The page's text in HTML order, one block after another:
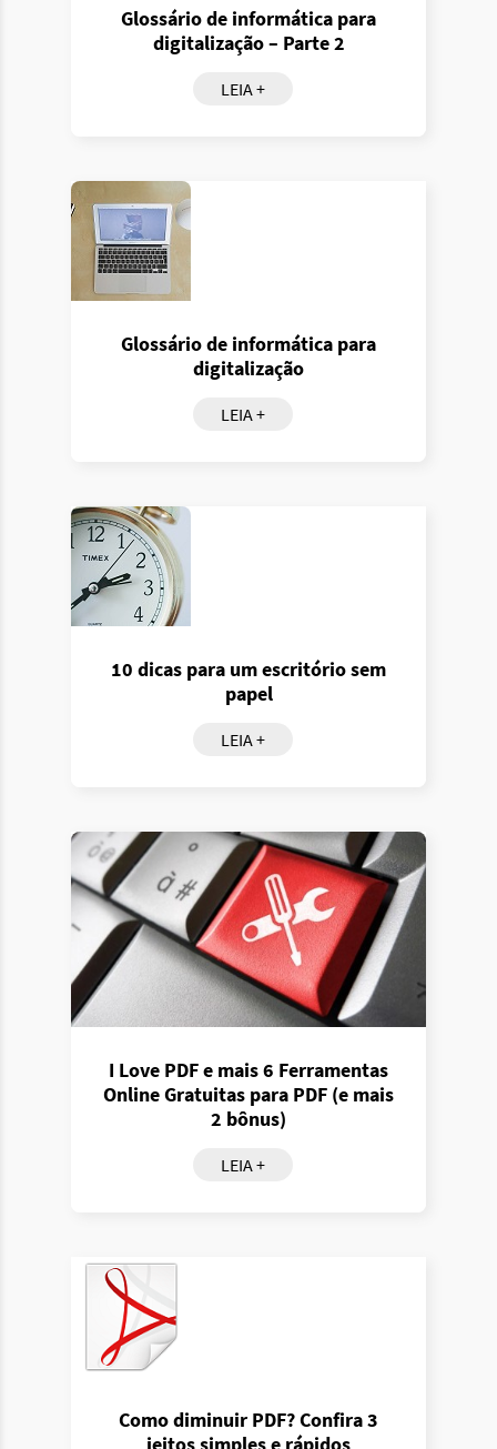
Glossário de informática para
digitalização – Parte 2
LEIA +
Glossário de informática para
digitalização
LEIA +
10 dicas para um escritório sem
papel
LEIA +
I Love PDF e mais 6 Ferramentas
Online Gratuitas para PDF (e mais
2 bônus)
LEIA +
Como diminuir PDF? Confira 3
jeitos simples e rápidos